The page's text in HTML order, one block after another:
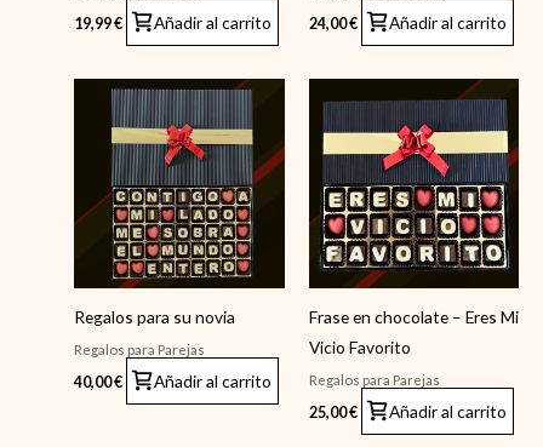
19,99€ Añadir al carrito 24,00€ Añadir al carrito
Regalos para su novia
Regalos para Parejas
40,00€ Añadir al carrito
Frase en chocolate – Eres Mi
Vicio Favorito
Regalos para Parejas
25,00€ Añadir al carrito